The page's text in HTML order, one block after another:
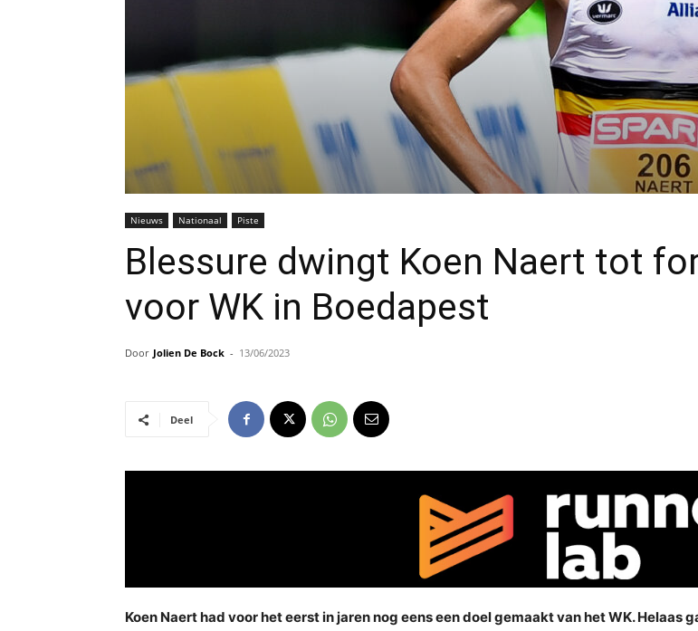
Nieuws Nationaal Piste
Blessure dwingt Koen Naert tot
voor WK in Boedapest
Door Jolien De Bock - 13/06/2023
Deel
Koen Naert had voor het eerst in jaren nog eens een doel gemaakt van het WK. Helaas